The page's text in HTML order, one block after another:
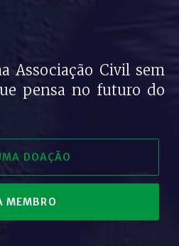
Associação Civil sem
pensa no futuro do
DOAÇÃO
MEMBRO